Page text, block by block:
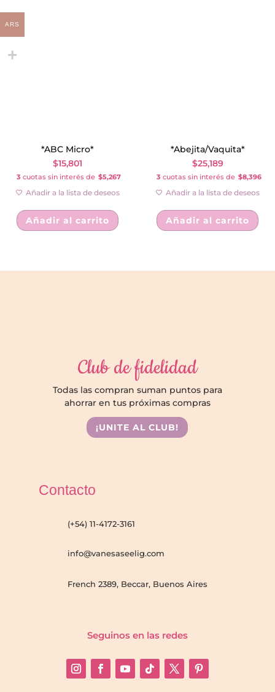
*ABC Micro*
$15,801
3 cuotas sin interés de $5,267
Añadir a la lista de deseos
Añadir al carrito
*Abejita/Vaquita*
$25,189
3 cuotas sin interés de $8,396
Añadir a la lista de deseos
Añadir al carrito
Club de fidelidad
Todas las compran suman puntos para
ahorrar en tus próximas compras
¡UNITE AL CLUB!
Contacto
(+54) 11-4172-3161
info@vanesaseelig.com
French 2389, Beccar, Buenos Aires
Seguinos en las redes
ARS